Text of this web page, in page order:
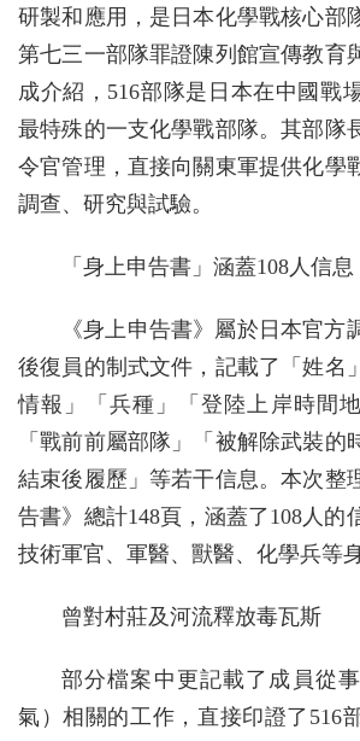
研製和應用，是日本化學戰核心部
第七三一部隊罪證陳列館宣傳教育
成介紹，516部隊是日本在中國戰
最特殊的一支化學戰部隊。其部隊
令官管理，直接向關東軍提供化學
調查、研究與試驗。
「身上申告書」涵蓋108人信息
《身上申告書》屬於日本官方
後復員的制式文件，記載了「姓名
情報」「兵種」「登陸上岸時間
「戰前前屬部隊」「被解除武裝的
結束後履歷」等若干信息。本次整
告書》總計148頁，涵蓋了108人的
技術軍官、軍醫、獸醫、化學兵等身
曾對村莊及河流釋放毒瓦斯
部分檔案中更記載了成員從
氣）相關的工作，直接印證了516